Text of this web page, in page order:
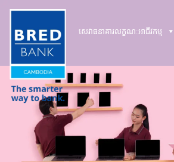
សេវាធនាគារលក្ខណៈអាជីវកម្ម